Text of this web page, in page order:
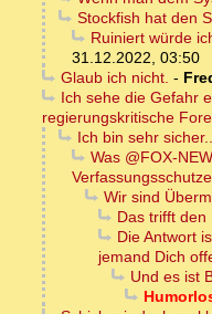
Stockfish hat den
Ruiniert würde
31.12.2022, 03:50
Glaub ich nicht. -
Ich sehe die Gefahr
regierungskritische
Ich bin sehr
Was @FOX-
Wir sind
Das trifft den
Die Antwort
jemand Dich
Und es ist